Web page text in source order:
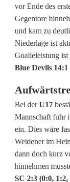
s
h
e
e
i
s
t
u
vor Ende des
Gegentore
und kam zu
Niederlage ist
Goalieleistung ist
Blue Devils
Bei derU17
Mannschaft fuhr
ein. Dies wäre
Weidener im
dann doch kurz
hinnehmen
SC 2:3 (0:0, 1:2,